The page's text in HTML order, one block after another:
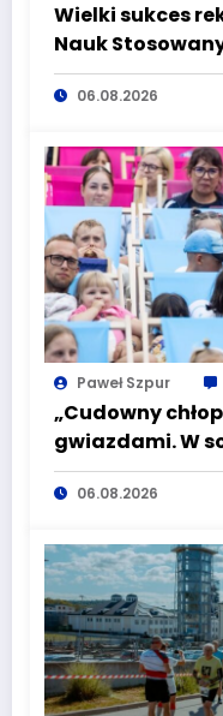
Wielki sukces
Nauk
Silesiusa!
wciąż masz
06.08.2026
Paweł Szpur
„Cudowny
gwiazdami. W
plenerowe w
06.08.2026